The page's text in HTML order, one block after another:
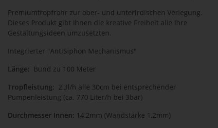
Premiumtropfrohr zur ober- und unterirdischen Verlegung.
Dieses Produkt gibt Ihnen die kreative Freiheit alle Ihre
Gestaltungsideen umzusetzten.
Integrierter "AntiSiphon Mechanismus"
Länge: Bund zu 100 Meter
Tropfleistung: 2,3l/h alle 30cm bei entsprechender
Pumpenleistung (ca. 770 Liter/h bei 3bar)
Durchmesser Innen: 14,2mm (Wandstärke 1,2mm)